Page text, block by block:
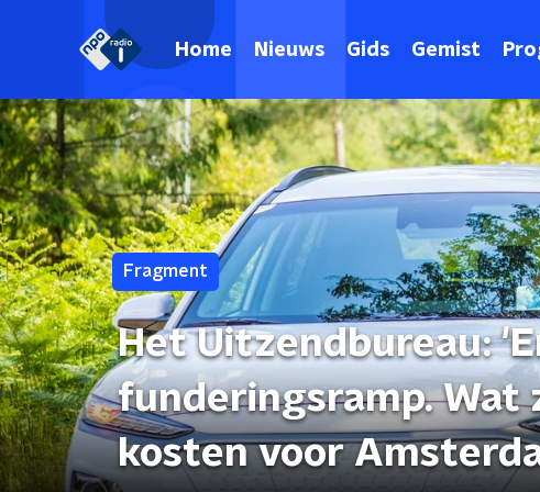
Home Nieuws Gids Gemist
Fragment
Het Uitzendbureau:
funderingsramp. Wat
kosten voor